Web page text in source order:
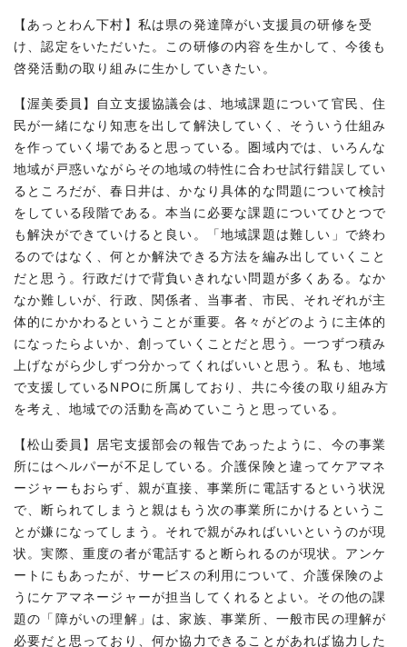
【あっとわん下村】私は県の発達障がい支援員の研修を受
け、認定をいただいた。この研修の内容を生かして、今後も
啓発活動の取り組みに生かしていきたい。
【渥美委員】自立支援協議会は、地域課題について官民、住
民が一緒になり知恵を出して解決していく、そういう仕組み
を作っていく場であると思っている。圏域内では、いろんな
地域が戸惑いながらその地域の特性に合わせ試行錯誤してい
るところだが、春日井は、かなり具体的な問題について検討
をしている段階である。本当に必要な課題についてひとつで
も解決ができていけると良い。「地域課題は難しい」で終わ
るのではなく、何とか解決できる方法を編み出していくこと
だと思う。行政だけで背負いきれない問題が多くある。なか
なか難しいが、行政、関係者、当事者、市民、それぞれが主
体的にかかわるということが重要。各々がどのように主体的
になったらよいか、創っていくことだと思う。一つずつ積み
上げながら少しずつ分かってくればいいと思う。私も、地域
で支援しているNPOに所属しており、共に今後の取り組み方
を考え、地域での活動を高めていこうと思っている。
【松山委員】居宅支援部会の報告であったように、今の事業
所にはヘルパーが不足している。介護保険と違ってケアマネ
ージャーもおらず、親が直接、事業所に電話するという状況
で、断られてしまうと親はもう次の事業所にかけるというこ
とが嫌になってしまう。それで親がみればいいというのが現
状。実際、重度の者が電話すると断られるのが現状。アンケ
ートにもあったが、サービスの利用について、介護保険のよ
うにケアマネージャーが担当してくれるとよい。その他の課
題の「障がいの理解」は、家族、事業所、一般市民の理解が
必要だと思っており、何か協力できることがあれば協力した